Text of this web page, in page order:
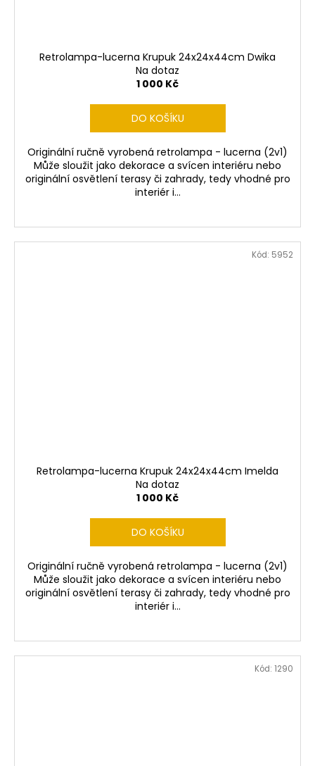
Retrolampa-lucerna Krupuk 24x24x44cm Dwika
Na dotaz
1 000 Kč
DO KOŠÍKU
Originální ručně vyrobená retrolampa - lucerna (2v1)
Může sloužit jako dekorace a svícen interiéru nebo
originální osvětlení terasy či zahrady, tedy vhodné pro
interiér i...
Retrolampa-lucerna Krupuk 24x24x44cm Imelda
Na dotaz
1 000 Kč
DO KOŠÍKU
Originální ručně vyrobená retrolampa - lucerna (2v1)
Může sloužit jako dekorace a svícen interiéru nebo
originální osvětlení terasy či zahrady, tedy vhodné pro
interiér i...
Kód: 5952
Kód: 1290